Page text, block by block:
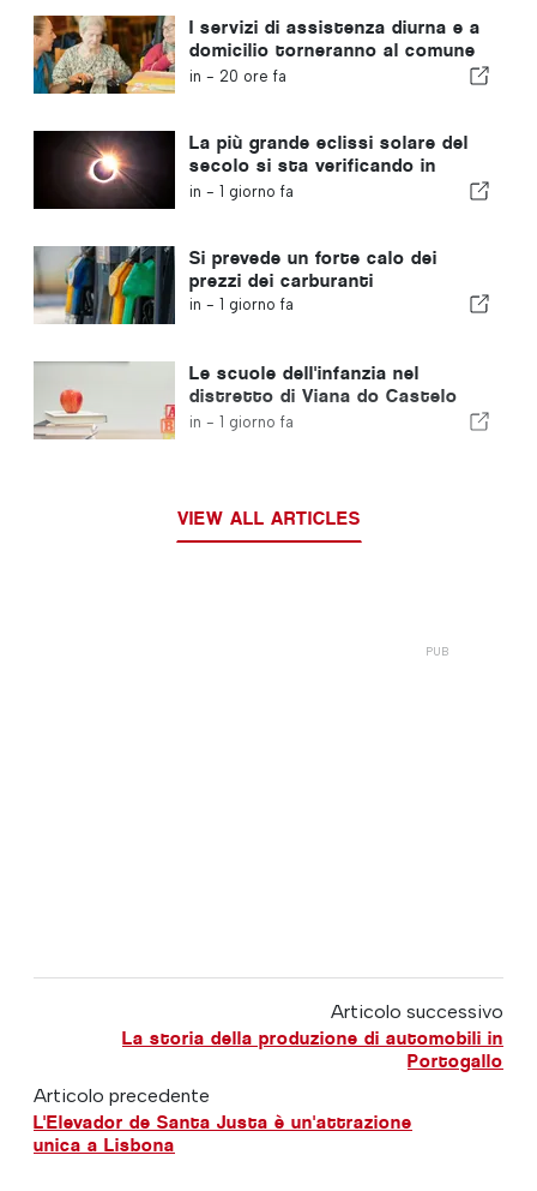
I servizi di assistenza diurna e a
domicilio torneranno al comune
portoghese
in - 20 ore fa
La più grande eclissi solare del
secolo si sta verificando in
Portogallo
in - 1 giorno fa
Si prevede un forte calo dei
prezzi dei carburanti
in - 1 giorno fa
Le scuole dell'infanzia nel
distretto di Viana do Castelo
non chiuderanno
in - 1 giorno fa
VIEW ALL ARTICLES
Articolo successivo
La storia della produzione di automobili in
Portogallo
Articolo precedente
L'Elevador de Santa Justa è un'attrazione
unica a Lisbona